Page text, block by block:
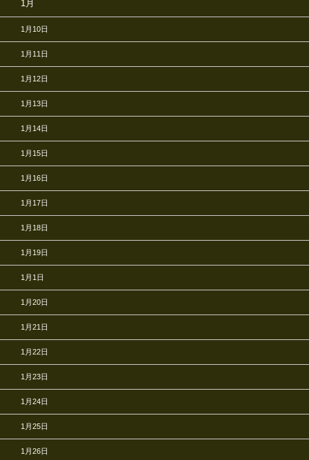
1月
1月10日
1月11日
1月12日
1月13日
1月14日
1月15日
1月16日
1月17日
1月18日
1月19日
1月1日
1月20日
1月21日
1月22日
1月23日
1月24日
1月25日
1月26日